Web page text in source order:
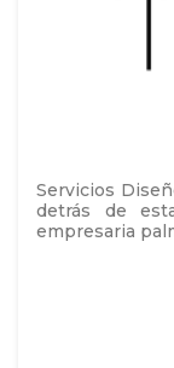
Servicios
detrás de
empresaria